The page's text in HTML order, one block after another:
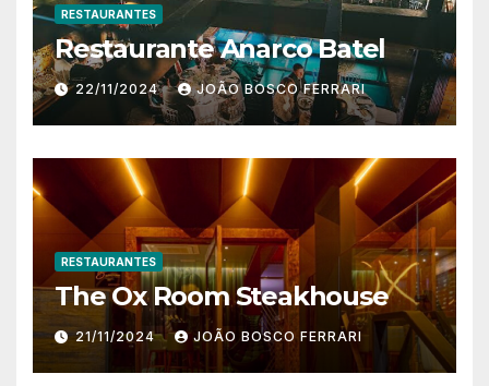
RESTAURANTES
Restaurante Anarco Batel
22/11/2024 JOÃO BOSCO FERRARI
RESTAURANTES
The Ox Room Steakhouse
21/11/2024 JOÃO BOSCO FERRARI